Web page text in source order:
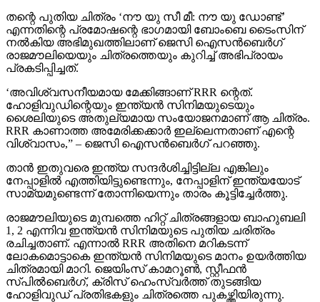
തന്റെ പുതിയ ചിത്രം ‘നൗ യു സീ മീ: നൗ യു ഡോണ്ട്’
എന്നതിന്റെ പ്രമോഷന്റെ ഭാഗമായി ബോംബെ ടൈംസിന്
നല്‍കിയ അഭിമുഖത്തിലാണ് ജെസി ഐസന്‍ബെര്‍ഗ്
രാജമൗലിയെയും ചിത്രത്തെയും കുറിച്ച് അഭിപ്രായം
പ്രകടിപ്പിച്ചത്.
‘അവിശ്വസനീയമായ മേക്കിങ്ങാണ് RRR ന്റെത്.
ഹോളിവുഡിന്റെയും ഇന്ത്യന്‍ സിനിമയുടെയും
ശൈലിയുടെ അതുല്യമായ സംയോജനമാണ് ആ ചിത്രം.
RRR കാണാത്ത അമേരിക്കക്കാര്‍ ഇല്ലെന്നതാണ് എന്റെ
വിശ്വാസം,” – ജെസി ഐസന്‍ബെര്‍ഗ് പറഞ്ഞു.
താന്‍ ഇതുവരെ ഇന്ത്യ സന്ദര്‍ശിച്ചിട്ടില്ല എങ്കിലും
നേപ്പാളില്‍ എത്തിയിട്ടുണ്ടെന്നും, നേപ്പാളിന് ഇന്ത്യയോട്
സാമ്യമുണ്ടെന്ന് തോന്നിയെന്നും താരം കൂട്ടിച്ചേര്‍ത്തു.
രാജമൗലിയുടെ മുമ്പത്തെ ഹിറ്റ് ചിത്രങ്ങളായ ബാഹുബലി
1, 2 എന്നിവ ഇന്ത്യന്‍ സിനിമയുടെ പുതിയ ചരിത്രം
രചിച്ചതാണ്. എന്നാല്‍ RRR അതിനെ മറികടന്ന്
ലോകമൊട്ടാകെ ഇന്ത്യന്‍ സിനിമയുടെ മാനം ഉയര്‍ത്തിയ
ചിത്രമായി മാറി. ജെയിംസ് കാമറൂണ്‍, സ്റ്റീഫന്‍
സ്പില്‍ബെര്‍ഗ്, ക്രിസ് ഹെംസ്വര്‍ത്ത് തുടങ്ങിയ
ഹോളിവുഡ് പ്രതിഭകളും ചിത്രത്തെ പുകഴ്ത്തിയിരുന്നു.